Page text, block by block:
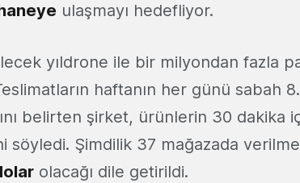
ulaşmayı hedefliyor.
yıldrone ile bir milyondan fazla
haftanın her günü sabah
belirten şirket, ürünlerin 30 dakika
söyledi. Şimdilik 37 mağazada
olacağı dile getirildi.